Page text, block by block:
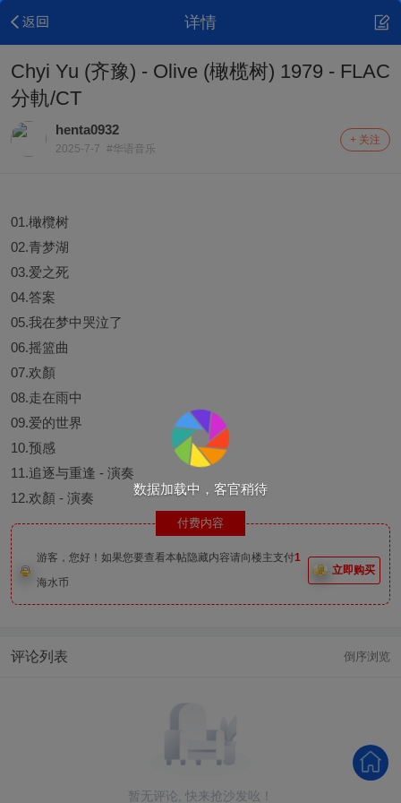
数据加载中，客官稍待
详情
Chyi Yu (齐豫) - Olive (橄榄树) 1979 - FLAC
分軌/CT
henta0932
2025-7-7 #华语音乐
+ 关注
01.橄欖树
02.青梦湖
03.爱之死
04.答案
05.我在梦中哭泣了
06.摇篮曲
07.欢顏
08.走在雨中
09.爱的世界
10.预感
11.追逐与重逢 - 演奏
12.欢顏 - 演奏
付费内容
游客，您好！如果您要查看本帖隐藏内容请向楼主支付1
海水币
立即购买
评论列表 倒序浏览
暂无评论, 快来抢沙发吆！